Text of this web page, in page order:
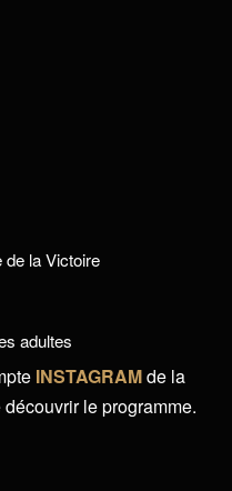
de la Victoire
adultes
INSTAGRAMde la
le programme.